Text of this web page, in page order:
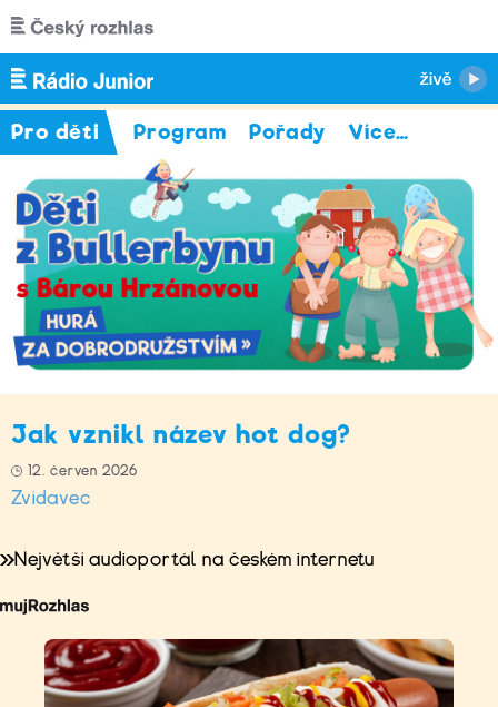
Přejít k hlavnímu obsahu
Pro děti Program Pořady Více…
Jak vznikl název hot dog?
12. červen 2026
Zvídavec
Největší audioportál na českém internetu